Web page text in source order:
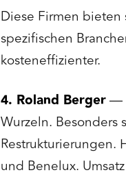
Diese Firmen
spezifischen
kosteneffizienter.
4. Roland Berger—
Wurzeln. Besonders
Restrukturierungen.
und Benelux.